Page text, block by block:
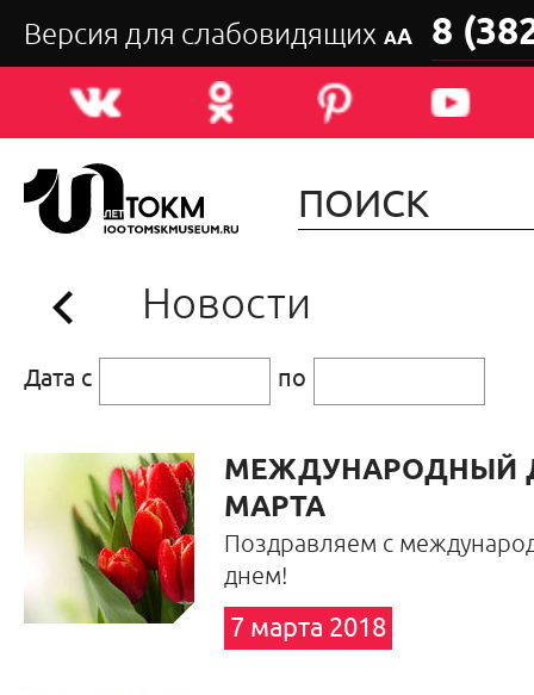
Версия для слабовидящих АА 8
Новости
Дата с по
МЕЖДУНАРОДНЫЙ
МАРТА
Поздравляем с
днем!
7 марта 2018